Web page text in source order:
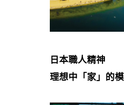
日本職人精神
理想中「家」的